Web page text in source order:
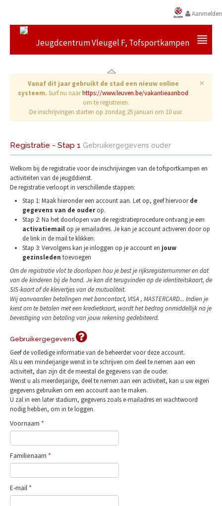
Aanmelden
Jeugdcentrum Vleugel F, Tofsportkampen
×
Vanaf dit jaar gebruikt de stad een nieuw online
systeem. Surf nu naarhttps://www.leuven.be/vakantieaanbod
om te registreren.
De inschrijvingen starten op zondag 25 januari om 10 uur.
Registratie - Stap 1 Gebruikergegevens ouder
Welkom bij de registratie voor de inschrijvingen van de tofsportkampen en
activiteiten van de jeugddienst.
De registratie verloopt in verschillende stappen:
Stap 1: Maak hieronder een account aan. Let op, geef hiervoorde
gegevens van de ouderop.
Stap 2: Na het doorlopen van de registratieprocedure ontvang je een
activatiemail op je emailadres. Je kan je account activeren door op
de link in de mail te klikken.
Stap 3: Vervolgens kan je inloggen op je account en jouw
gezinsleden toevoegen
Om de registratie vlot te doorlopen hou je best je rijksregisternummer en dat
van de kinderen bij de hand. Je kan dit terugvinden op de identiteitskaart, de
SIS-kaart of de klevertjes van de mutualiteit.
Wijaanvaarden betalingen met bancontact, VISA , MASTERCARD... Indien je
kiest om te betalen met een kredietkaart, wordt het bedrag onmiddellijk na je
bevestiging van betaling van jouw rekening gedebiteerd.
Gebruikergegevens
Geef de volledige informatie van de beheerder voor deze account.
Als u een minderjarige wenst in te schrijven om deel te nemen aan een
activiteit, dan zijn dit de meestal de gegevens van de ouder.
Wenst u als meerderjarige, deel te nemen aan een activiteit, kan u uw eigen
gegevens gebruiken om een account aan te maken.
U zal in een later stadium, gegevens zoals e-mailadres en wachtwoord
nodig hebben, om in te loggen.
Voornaam *
Familienaam *
E-mail *